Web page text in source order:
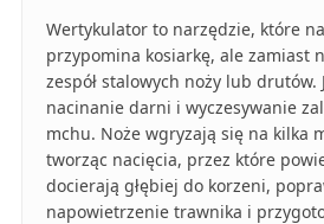
Wertykulator to narzędzie, które
przypomina kosiarkę, ale zamiast
zespół stalowych noży lub drutów.
nacinanie darni i wyczesywanie
mchu. Noże wgryzają się na kilka
tworząc nacięcia, przez które
docierają głębiej do korzeni,
napowietrzenie trawnika i